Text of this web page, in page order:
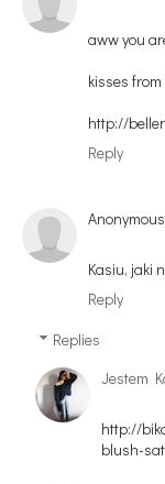
aww you
kisses
http://
Reply
Anonymous
Kasiu, jaki
Reply
Replies
Jestem
http://
blush-